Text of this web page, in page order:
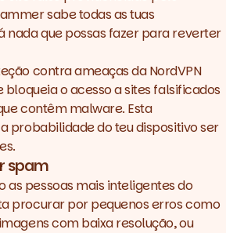
sabe todas as tuas
nada que possas fazer para reverter
contra ameaçasda NordVPN
bloqueia o acesso a sites falsificados
contêm malware. Esta
probabilidade do teu dispositivo ser
spam
as pessoas mais inteligentes do
procurar por pequenos erros como
com baixa resolução, ou